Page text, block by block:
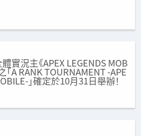
實況主《APEX LEGENDS MOB
「A RANK TOURNAMENT -APE
」確定於10月31日舉辦！